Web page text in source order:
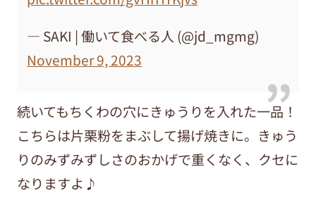
— SAKI | 働いて食べる人 (@jd_mgmg)
November 9, 2023
続いてもちくわの穴にきゅうりを入れた一品！
こちらは片栗粉をまぶして揚げ焼きに。きゅう
りのみずみずしさのおかげで重くなく、クセに
なりますよ♪